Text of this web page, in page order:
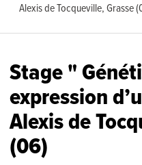
Alexis de Tocqueville, Grasse
Stage "
expression
Alexis de
(06)